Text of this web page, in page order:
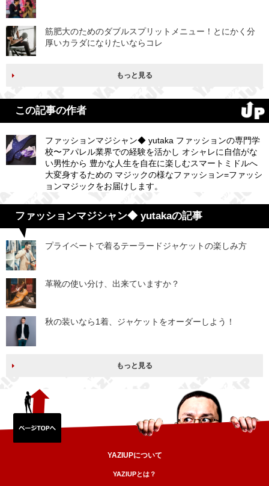
筋肥大のためのダブルスプリットメニュー！とにかく分
厚いカラダになりたいならコレ
もっと見る
この記事の作者
ファッションマジシャン◆ yutaka ファッションの専門学
校〜アパレル業界での経験を活かし オシャレに自信がな
い男性から 豊かな人生を自在に楽しむスマートミドルへ
大変身するための マジックの様なファッション=ファッシ
ョンマジックをお届けします。
ファッションマジシャン◆ yutakaの記事
プライベートで着るテーラードジャケットの楽しみ方
革靴の使い分け、出来ていますか？
秋の装いなら1着、ジャケットをオーダーしよう！
もっと見る
YAZIUPについて
YAZIUPとは？